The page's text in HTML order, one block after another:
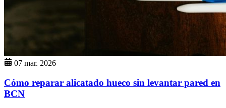
07 mar. 2026
Cómo reparar alicatado hueco sin levantar pared en
BCN